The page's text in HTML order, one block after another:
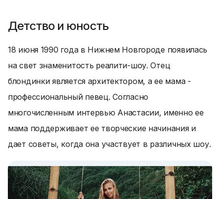
Детство и юность
18 июня 1990 года в Нижнем Новгороде появилась
на свет знаменитость реалити-шоу. Отец
блондинки является архитектором, а ее мама -
профессиональный певец. Согласно
многочисленным интервью Анастасии, именно ее
мама поддерживает ее творческие начинания и
дает советы, когда она участвует в различных шоу.